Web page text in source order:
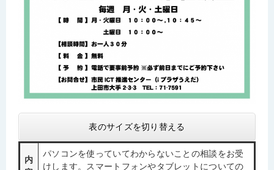
表のサイズを切り替える
内
パソコンを使っていてわからないことの相談をお受
けします。スマートフォンやタブレットについての